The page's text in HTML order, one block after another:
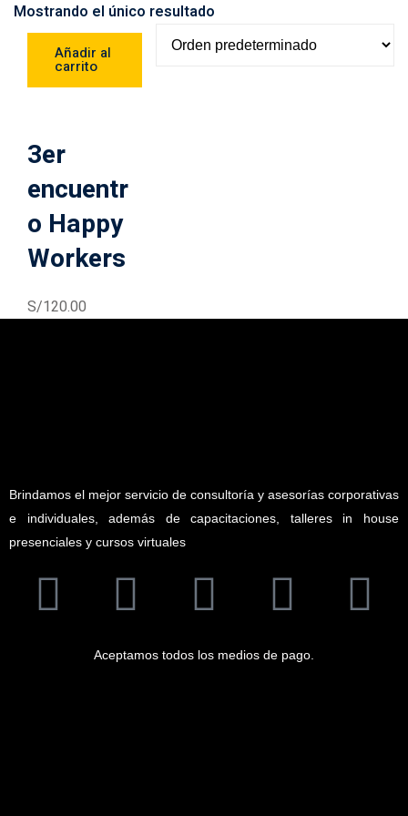
Mostrando el único resultado
Añadir al
carrito
3er
encuentr
o Happy
Workers
S/120.00
Brindamos el mejor servicio de consultoría y asesorías corporativas
e individuales, además de capacitaciones, talleres in house
presenciales y cursos virtuales
Aceptamos todos los medios de pago.